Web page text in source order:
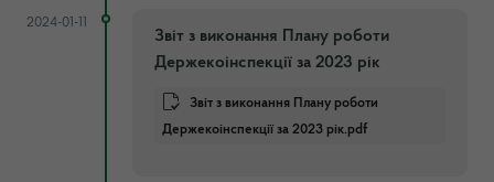
2024-01-11
Звіт з виконання Плану роботи
Держекоінспекції за 2023 рік
Звіт з виконання Плану роботи
Держекоінспекції за 2023 рік.pdf